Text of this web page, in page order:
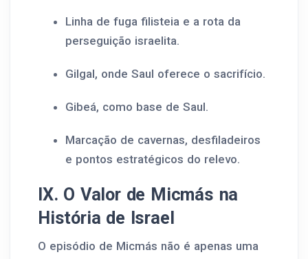
Linha de fuga filisteia e a rota da
perseguição israelita.
Gilgal, onde Saul oferece o sacrifício.
Gibeá, como base de Saul.
Marcação de cavernas, desfiladeiros
e pontos estratégicos do relevo.
IX. O Valor de Micmás na
História de Israel
O episódio de Micmás não é apenas uma